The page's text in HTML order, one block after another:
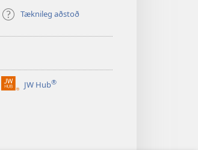
Tæknileg aðstoð
JW Hub®
(opnast